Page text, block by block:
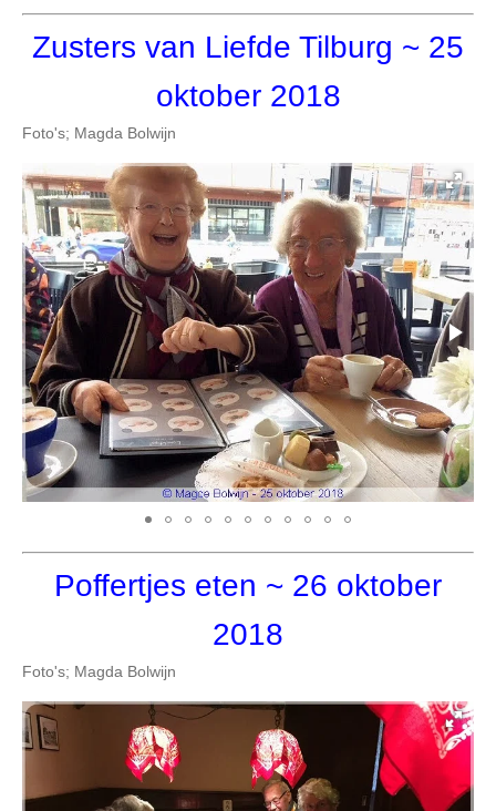
Zusters van Liefde Tilburg ~ 25
oktober 2018
Foto's; Magda Bolwijn
Poffertjes eten ~ 26 oktober
2018
Foto's; Magda Bolwijn